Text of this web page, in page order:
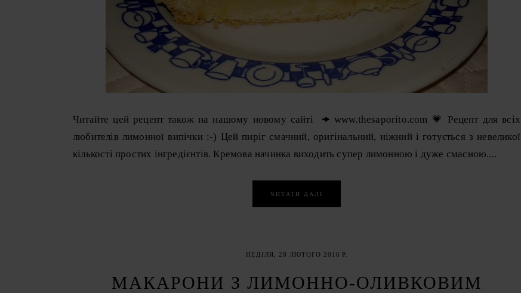
Читайте цей рецепт також на нашому новому сайті 🠞 www.thesaporito.com 💗 Рецепт для всіх
любителів лимонної випічки :-) Цей пиріг смачний, оригінальний, ніжний і готується з невеликої
кількості простих інгредієнтів. Кремова начинка виходить супер лимонною і дуже смасною....
ЧИТАТИ ДАЛІ
НЕДІЛЯ, 28 ЛЮТОГО 2016 Р.
МАКАРОНИ З ЛИМОННО-ОЛИВКОВИМ